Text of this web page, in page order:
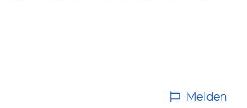
Melden